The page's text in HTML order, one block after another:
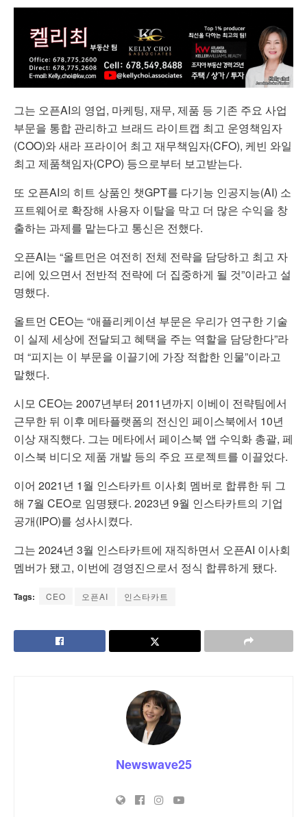
그는 오픈AI의 영업, 마케팅, 재무, 제품 등 기존 주요 사업
부문을 통합 관리하고 브래드 라이트캡 최고 운영책임자
(COO)와 새라 프라이어 최고 재무책임자(CFO), 케빈 와일
최고 제품책임자(CPO) 등으로부터 보고받는다.
또 오픈AI의 히트 상품인 챗GPT를 다기능 인공지능(AI) 소
프트웨어로 확장해 사용자 이탈을 막고 더 많은 수익을 창
출하는 과제를 맡는다고 통신은 전했다.
오픈AI는 “올트먼은 여전히 전체 전략을 담당하고 최고 자
리에 있으면서 전반적 전략에 더 집중하게 될 것”이라고 설
명했다.
올트먼 CEO는 “애플리케이션 부문은 우리가 연구한 기술
이 실제 세상에 전달되고 혜택을 주는 역할을 담당한다”라
며 “피지는 이 부문을 이끌기에 가장 적합한 인물”이라고
말했다.
시모 CEO는 2007년부터 2011년까지 이베이 전략팀에서
근무한 뒤 이후 메타플랫폼의 전신인 페이스북에서 10년
이상 재직했다. 그는 메타에서 페이스북 앱 수익화 총괄, 페
이스북 비디오 제품 개발 등의 주요 프로젝트를 이끌었다.
이어 2021년 1월 인스타카트 이사회 멤버로 합류한 뒤 그
해 7월 CEO로 임명됐다. 2023년 9월 인스타카트의 기업
공개(IPO)를 성사시켰다.
그는 2024년 3월 인스타카트에 재직하면서 오픈AI 이사회
멤버가 됐고, 이번에 경영진으로서 정식 합류하게 됐다.
Tags: CEO 오픈AI 인스타카트
Newswave25